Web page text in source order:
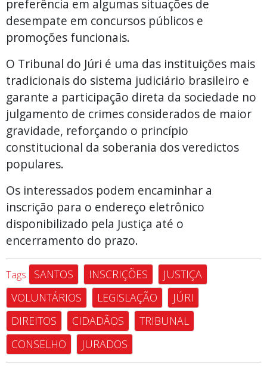
preferência em algumas situações de
desempate em concursos públicos e
promoções funcionais.
O Tribunal do Júri é uma das instituições mais
tradicionais do sistema judiciário brasileiro e
garante a participação direta da sociedade no
julgamento de crimes considerados de maior
gravidade, reforçando o princípio
constitucional da soberania dos veredictos
populares.
Os interessados podem encaminhar a
inscrição para o endereço eletrônico
disponibilizado pela Justiça até o
encerramento do prazo.
Tags SANTOS INSCRIÇÕES
JUSTIÇA
VOLUNTÁRIOS
LEGISLAÇÃO
JÚRI
DIREITOS
CIDADÃOS
TRIBUNAL
CONSELHO
JURADOS